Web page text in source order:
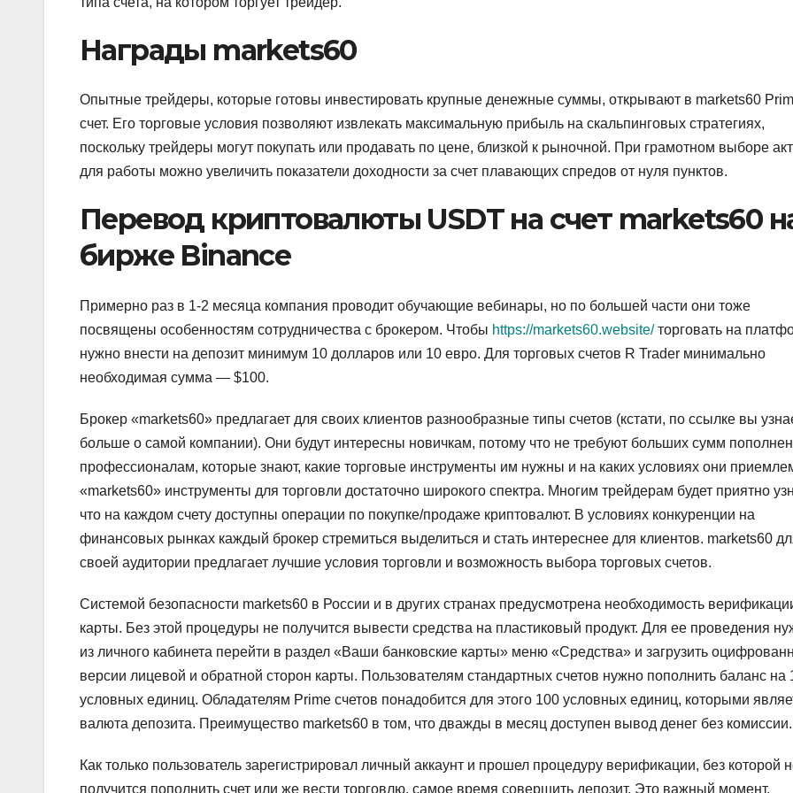
Награды markets60
Опытные трейдеры, которые готовы инвестировать крупные денежные суммы, открывают в markets60
счет. Его торговые условия позволяют извлекать максимальную прибыль на скальпинговых стратегиях,
поскольку трейдеры могут покупать или продавать по цене, близкой к рыночной. При грамотном выборе
для работы можно увеличить показатели доходности за счет плавающих спредов от нуля пунктов.
Перевод криптовалюты USDT на счет markets60
бирже Binance
Примерно раз в 1-2 месяца компания проводит обучающие вебинары, но по большей части они тоже
посвящены особенностям сотрудничества с брокером. Чтобы https://markets60.website/торговать на
нужно внести на депозит минимум 10 долларов или 10 евро. Для торговых счетов R Trader минимально
необходимая сумма — $100.
Брокер «markets60» предлагает для своих клиентов разнообразные типы счетов (кстати, по ссылке вы
больше о самой компании). Они будут интересны новичкам, потому что не требуют больших сумм
профессионалам, которые знают, какие торговые инструменты им нужны и на каких условиях они
«markets60» инструменты для торговли достаточно широкого спектра. Многим трейдерам будет приятно
что на каждом счету доступны операции по покупке/продаже криптовалют. В условиях конкуренции на
финансовых рынках каждый брокер стремиться выделиться и стать интереснее для клиентов. markets60
своей аудитории предлагает лучшие условия торговли и возможность выбора торговых счетов.
Системой безопасности markets60 в России и в других странах предусмотрена необходимость
карты. Без этой процедуры не получится вывести средства на пластиковый продукт. Для ее проведения
из личного кабинета перейти в раздел «Ваши банковские карты» меню «Средства» и загрузить
версии лицевой и обратной сторон карты. Пользователям стандартных счетов нужно пополнить баланс на
условных единиц. Обладателям Prime счетов понадобится для этого 100 условных единиц, которыми
валюта депозита. Преимущество markets60 в том, что дважды в месяц доступен вывод денег без комиссии.
Как только пользователь зарегистрировал личный аккаунт и прошел процедуру верификации, без которой
получится пополнить счет или же вести торговлю, самое время совершить депозит. Это важный момент,